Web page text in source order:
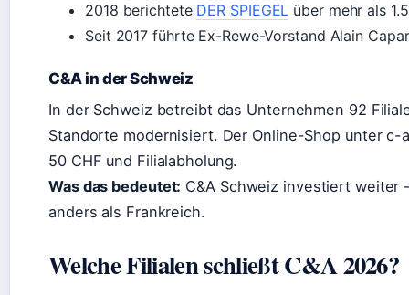
2018 berichtete DER SPIEGEL über mehr als
Seit 2017 führte Ex-Rewe-Vorstand Alain
C&A in der Schweiz
In der Schweiz betreibt das Unternehmen 92
Standorte modernisiert. Der Online-Shop unter
50 CHF und Filialabholung.
Was das bedeutet: C&A Schweiz investiert weiter
anders als Frankreich.
Welche Filialen schließt C&A 2026?